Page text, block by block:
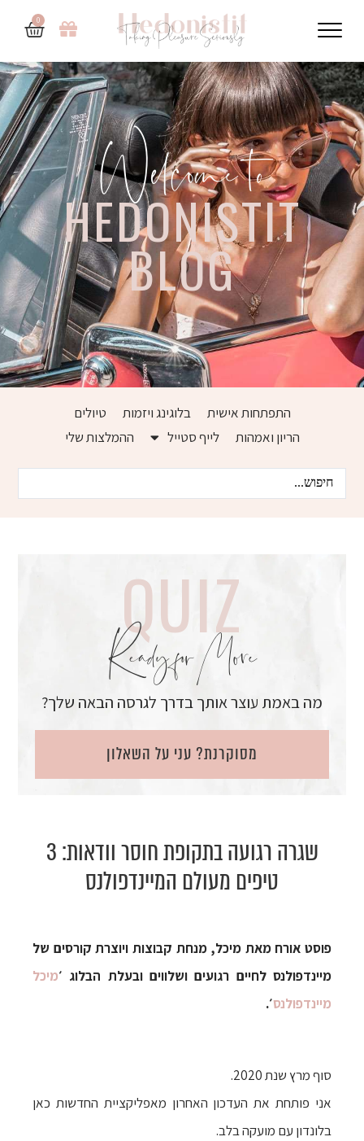
0
Welcome to
HEDONISTIT
BLOG
התפתחות אישית בלוגינג ויזמות
טיולים
הריון ואמהות
לייף סטייל ההמלצות שלי
מה באמת עוצר אותך בדרך לגרסה הבאה שלך?
מסוקרנת? עני על השאלון
QUIZ
Ready for More
שגרה רגועה בתקופת חוסר וודאות: 3
טיפים מעולם המיינדפולנס
פוסט אורח מאת מיכל, מנחת קבוצות ויוצרת קורסים של
מיינדפולנס לחיים רגועים ושלווים ובעלת הבלוג ׳מיכל
מיינדפולנס׳.
סוף מרץ שנת 2020.
אני פותחת את העדכון האחרון מאפליקציית החדשות כאן
בלונדון עם מועקה בלב.